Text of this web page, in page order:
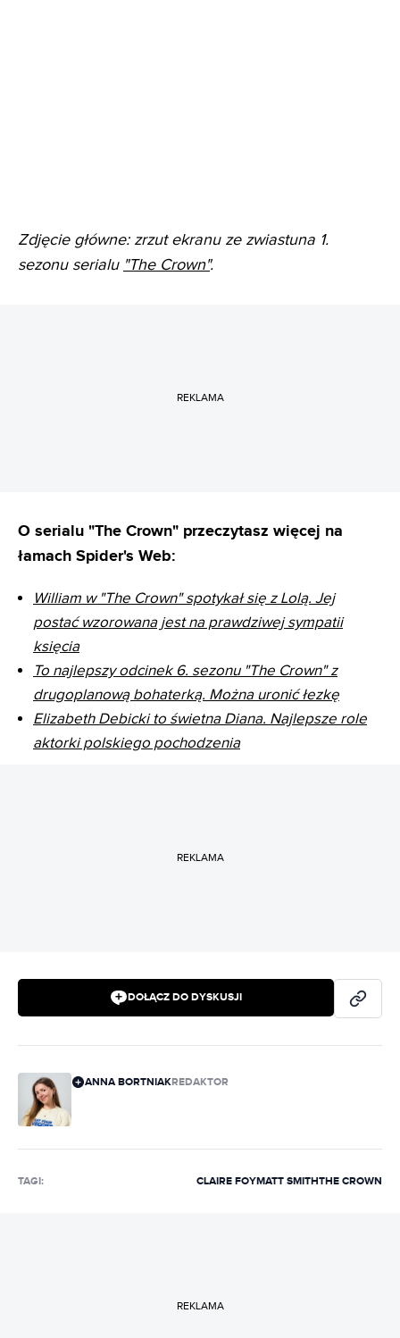
Zdjęcie główne: zrzut ekranu ze zwiastuna 1.
sezonu serialu "The Crown".
REKLAMA
O serialu "The Crown" przeczytasz więcej na
łamach Spider's Web:
William w "The Crown" spotykał się z Lolą. Jej
postać wzorowana jest na prawdziwej sympatii
księcia
To najlepszy odcinek 6. sezonu "The Crown" z
drugoplanową bohaterką. Można uronić łezkę
Elizabeth Debicki to świetna Diana. Najlepsze role
aktorki polskiego pochodzenia
REKLAMA
DOŁĄCZ DO DYSKUSJI
ANNA BORTNIAKREDAKTOR
TAGI: CLAIRE FOYMATT SMITHTHE CROWN
REKLAMA